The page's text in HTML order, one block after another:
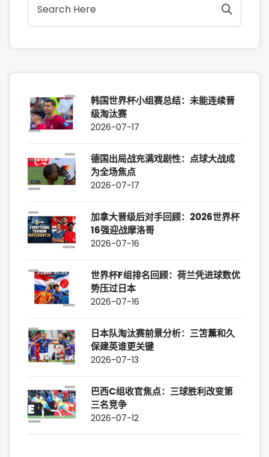
韩国世界杯小组赛总结：未能连续晋
级淘汰赛
2026-07-17
德国出局战充满戏剧性：点球大战成
为全场焦点
2026-07-17
加拿大晋级后对手回顾：2026世界杯
16强迎战摩洛哥
2026-07-16
世界杯F组排名回顾：荷兰凭进球数优
势压过日本
2026-07-16
日本队淘汰赛前景分析：三笘薰和久
保建英谁更关键
2026-07-13
巴西C组收官焦点：三球胜利改变第
三名竞争
2026-07-12